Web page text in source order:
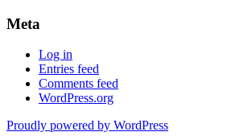
Meta
Log in
Entries feed
Comments feed
WordPress.org
Proudly powered by WordPress